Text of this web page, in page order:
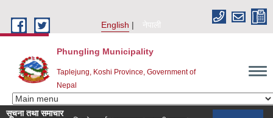
English
नेपाली
Phungling Municipality
Taplejung, Koshi Province, Government of
Nepal
सूचना तथा समाचार